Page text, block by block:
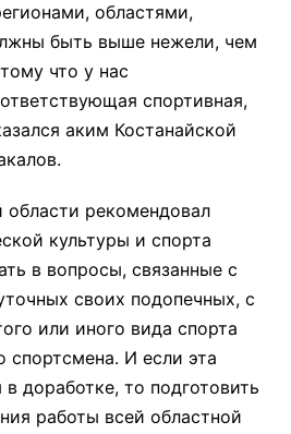
областями,
быть выше нежели, чем
что у нас
спортивная,
аким Костанайской
рекомендовал
культуры и спорта
в вопросы, связанные с
своих подопечных, с
или иного вида спорта
спортсмена. И если эта
доработке, то подготовить
работы всей областной